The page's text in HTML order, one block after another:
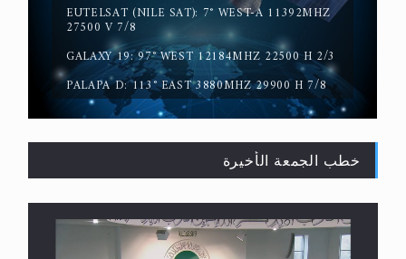
حقيقة المسيح الدجال
القرآن قاضٍ وحكمٌ على السنة ومهيمنٌ عليها.. ليس
EUTELSAT (NILE SAT): 7° WEST-A 11392MHZ
27500 V 7/8
GALAXY 19: 97° WEST 12184MHZ 22500 H 2/3
PALAPA D: 113° EAST 3880MHZ 29900 H 7/8
خطب الجمعة الأخيرة